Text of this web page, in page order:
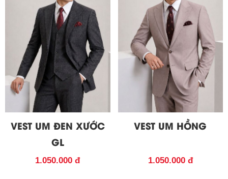
VEST UM ĐEN XƯỚC
GL
1.050.000 đ
VEST UM HỒNG
1.050.000 đ